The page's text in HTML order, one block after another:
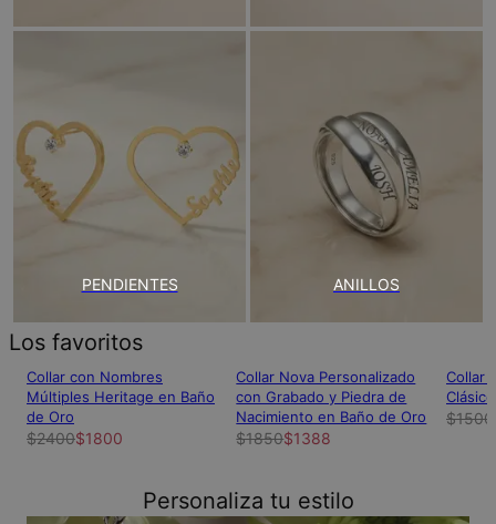
PENDIENTES ANILLOS
Los favoritos
Collar con Nombres
Múltiples Heritage en Baño
de Oro
$2400$1800
Collar Nova Personalizado
con Grabado y Piedra de
Nacimiento en Baño de Oro
$1850$1388
Collar
$1500
Personaliza tu estilo